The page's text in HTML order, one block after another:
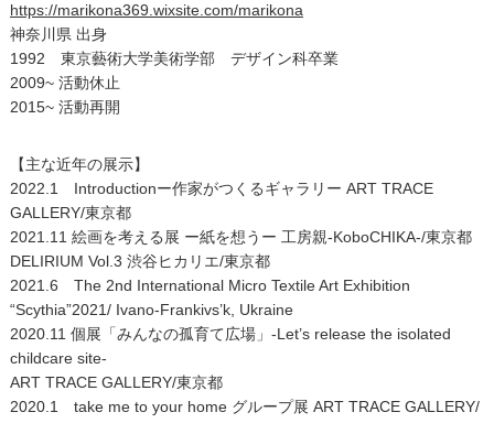
https://marikona369.wixsite.com/marikona
神奈川県 出身
1992 東京藝術大学美術学部 デザイン科卒業
2009~ 活動休止
2015~ 活動再開
【主な近年の展示】
2022.1 Introductionー作家がつくるギャラリー ART TRACE
GALLERY/東京都
2021.11 絵画を考える展 ー紙を想うー 工房親-KoboCHIKA-/東京都
DELIRIUM Vol.3 渋谷ヒカリエ/東京都
2021.6 The 2nd International Micro Textile Art Exhibition
“Scythia”2021/ Ivano-Frankivs’k, Ukraine
2020.11 個展「みんなの孤育て広場」-Let’s release the isolated
childcare site-
ART TRACE GALLERY/東京都
2020.1 take me to your home グループ展 ART TRACE GALLERY/